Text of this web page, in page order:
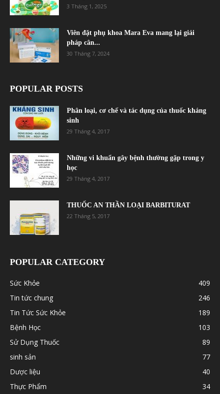
3 Tháng 1, 2025
Viên đặt phụ khoa Mara Eva mang lại giải
pháp cân...
30 Tháng 7, 2024
POPULAR POSTS
Phân loại, cơ chế và tác dụng của thuốc kháng
sinh
29 Tháng 4, 2017
Những vi khuẩn gây bệnh thường gặp trong y
học
29 Tháng 4, 2017
THUỐC AN THẦN LOẠI BARBITURAT
22 Tháng 5, 2017
POPULAR CATEGORY
Sức Khỏe
409
Tin tức chung
246
Tin Tức Sức Khỏe
189
Bệnh Học
103
Sử Dụng Thuốc
89
sinh sản
77
Dược liệu
40
Thực Phẩm
34